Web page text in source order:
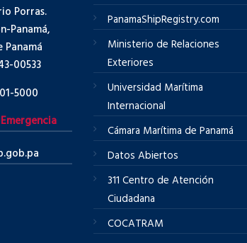
Porras.
Panamá,
00533
5000
PanamaShipRegistry.com
Ministerio de Relaciones
Exteriores
Universidad Marítima
Internacional
Cámara Marítima de Panamá
Datos Abiertos
311 Centro de Atención
Ciudadana
COCATRAM